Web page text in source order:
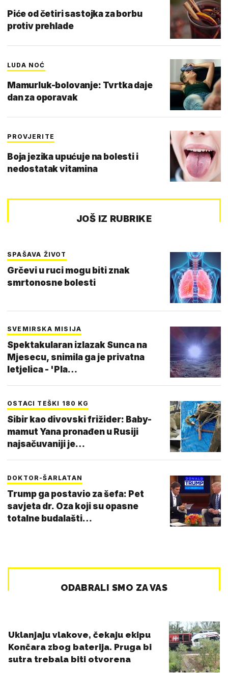
Piće od četiri sastojka za borbu
protiv prehlade
LUDA NOĆ
Mamurluk-bolovanje: Tvrtka daje
dan za oporavak
PROVJERITE
Boja jezika upućuje na bolesti i
nedostatak vitamina
JOŠ IZ RUBRIKE
SPAŠAVA ŽIVOT
Grčevi u ruci mogu biti znak
smrtonosne bolesti
SVEMIRSKA MISIJA
Spektakularan izlazak Sunca na
Mjesecu, snimila ga je privatna
letjelica - 'Pla…
OSTACI TEŠKI 180 KG
Sibir kao divovski frižider: Baby-
mamut Yana pronađen u Rusiji
najsačuvaniji je…
DOKTOR-ŠARLATAN
Trump ga postavio za šefa: Pet
savjeta dr. Oza koji su opasne
totalne budalašti…